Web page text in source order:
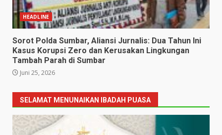
HEADLINE
Sorot Polda Sumbar, Aliansi Jurnalis: Dua Tahun Ini
Kasus Korupsi Zero dan Kerusakan Lingkungan
Tambah Parah di Sumbar
Juni 25, 2026
SELAMAT MENUNAIKAN IBADAH PUASA